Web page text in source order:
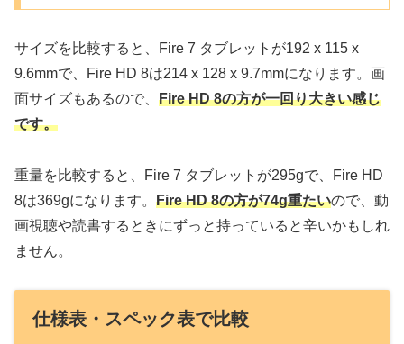
サイズを比較すると、Fire 7 タブレットが192 x 115 x
9.6mmで、Fire HD 8は214 x 128 x 9.7mmになります。画
面サイズもあるので、 Fire HD 8の方が一回り大きい感じ
です。
重量を比較すると、Fire 7 タブレットが295gで、Fire HD
8は369gになります。 Fire HD 8の方が74g重たいので、動
画視聴や読書するときにずっと持っていると辛いかもしれ
ません。
仕様表・スペック表で比較